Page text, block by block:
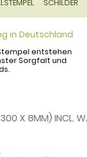
SCHILDER
in Deutschland
entstehen
Sorgfalt und
X 8MM) INCL.